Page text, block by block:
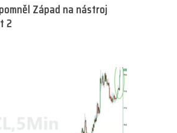
Západ na nástroj
2